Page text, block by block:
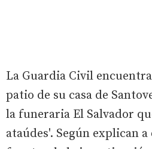
La Guardia Civil
patio de su casa de
la funeraria El Salvador
ataúdes'. Según explican